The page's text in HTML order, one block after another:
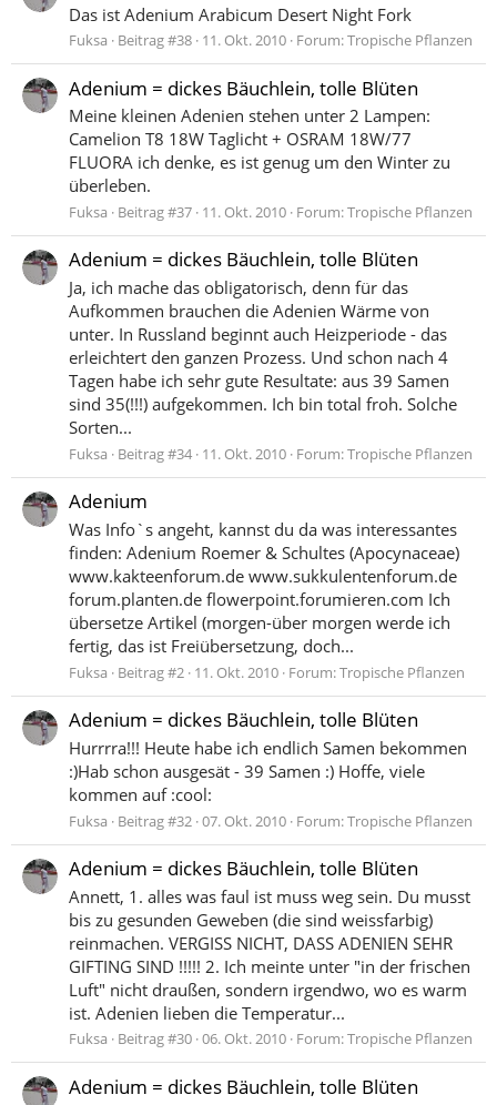
Das ist Adenium Arabicum Desert Night Fork
Fuksa Beitrag #38 11. Okt. 2010 Forum:Tropische Pflanzen
Adenium = dickes Bäuchlein, tolle Blüten
Meine kleinen Adenien stehen unter 2 Lampen:
Camelion T8 18W Taglicht + OSRAM 18W/77
FLUORA ich denke, es ist genug um den Winter zu
überleben.
Fuksa Beitrag #37 11. Okt. 2010 Forum:Tropische Pflanzen
Adenium = dickes Bäuchlein, tolle Blüten
Ja, ich mache das obligatorisch, denn für das
Aufkommen brauchen die Adenien Wärme von
unter. In Russland beginnt auch Heizperiode - das
erleichtert den ganzen Prozess. Und schon nach 4
Tagen habe ich sehr gute Resultate: aus 39 Samen
sind 35(!!!) aufgekommen. Ich bin total froh. Solche
Sorten...
Fuksa Beitrag #34 11. Okt. 2010 Forum:Tropische Pflanzen
Adenium
Was Info`s angeht, kannst du da was interessantes
finden: Adenium Roemer & Schultes (Apocynaceae)
www.kakteenforum.de www.sukkulentenforum.de
forum.planten.de flowerpoint.forumieren.com Ich
übersetze Artikel (morgen-über morgen werde ich
fertig, das ist Freiübersetzung, doch...
Fuksa Beitrag #2 11. Okt. 2010 Forum:Tropische Pflanzen
Adenium = dickes Bäuchlein, tolle Blüten
Hurrrra!!! Heute habe ich endlich Samen bekommen
:)Hab schon ausgesät - 39 Samen :) Hoffe, viele
kommen auf :cool:
Fuksa Beitrag #32 07. Okt. 2010 Forum:Tropische Pflanzen
Adenium = dickes Bäuchlein, tolle Blüten
Annett, 1. alles was faul ist muss weg sein. Du musst
bis zu gesunden Geweben (die sind weissfarbig)
reinmachen. VERGISS NICHT, DASS ADENIEN SEHR
GIFTING SIND !!!!! 2. Ich meinte unter "in der frischen
Luft" nicht draußen, sondern irgendwo, wo es warm
ist. Adenien lieben die Temperatur...
Fuksa Beitrag #30 06. Okt. 2010 Forum:Tropische Pflanzen
Adenium = dickes Bäuchlein, tolle Blüten